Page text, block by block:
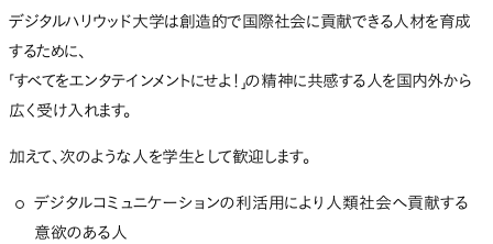
デジタルハリウッド大学は創造的で国際社会に貢献できる人材を育成
するために、
「すべてをエンタテインメントにせよ！」の精神に共感する人を国内外から
広く受け入れます。
加えて、次のような人を学生として歓迎します。
デジタルコミュニケーションの利活用により人類社会へ貢献する
意欲のある人